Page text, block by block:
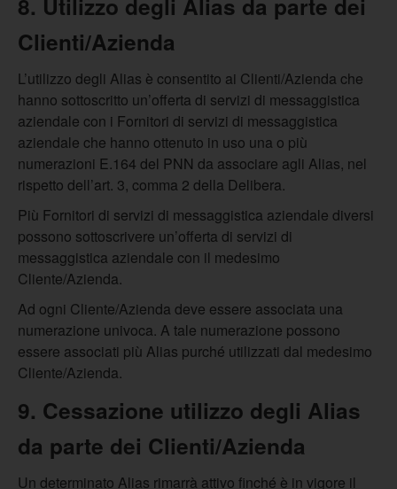
Clienti/Azienda
L’utilizzo degli Alias è consentito ai Clienti/Azienda che
hanno sottoscritto un’offerta di servizi di messaggistica
aziendale con i Fornitori di servizi di messaggistica
aziendale che hanno ottenuto in uso una o più
numerazioni E.164 del PNN da associare agli Alias, nel
rispetto dell’art. 3, comma 2 della Delibera.
Più Fornitori di servizi di messaggistica aziendale diversi
possono sottoscrivere un’offerta di servizi di
messaggistica aziendale con il medesimo
Cliente/Azienda.
Ad ogni Cliente/Azienda deve essere associata una
numerazione univoca. A tale numerazione possono
essere associati più Alias purché utilizzati dal medesimo
Cliente/Azienda.
9. Cessazione utilizzo degli Alias
da parte dei Clienti/Azienda
Un determinato Alias rimarrà attivo finché è in vigore il